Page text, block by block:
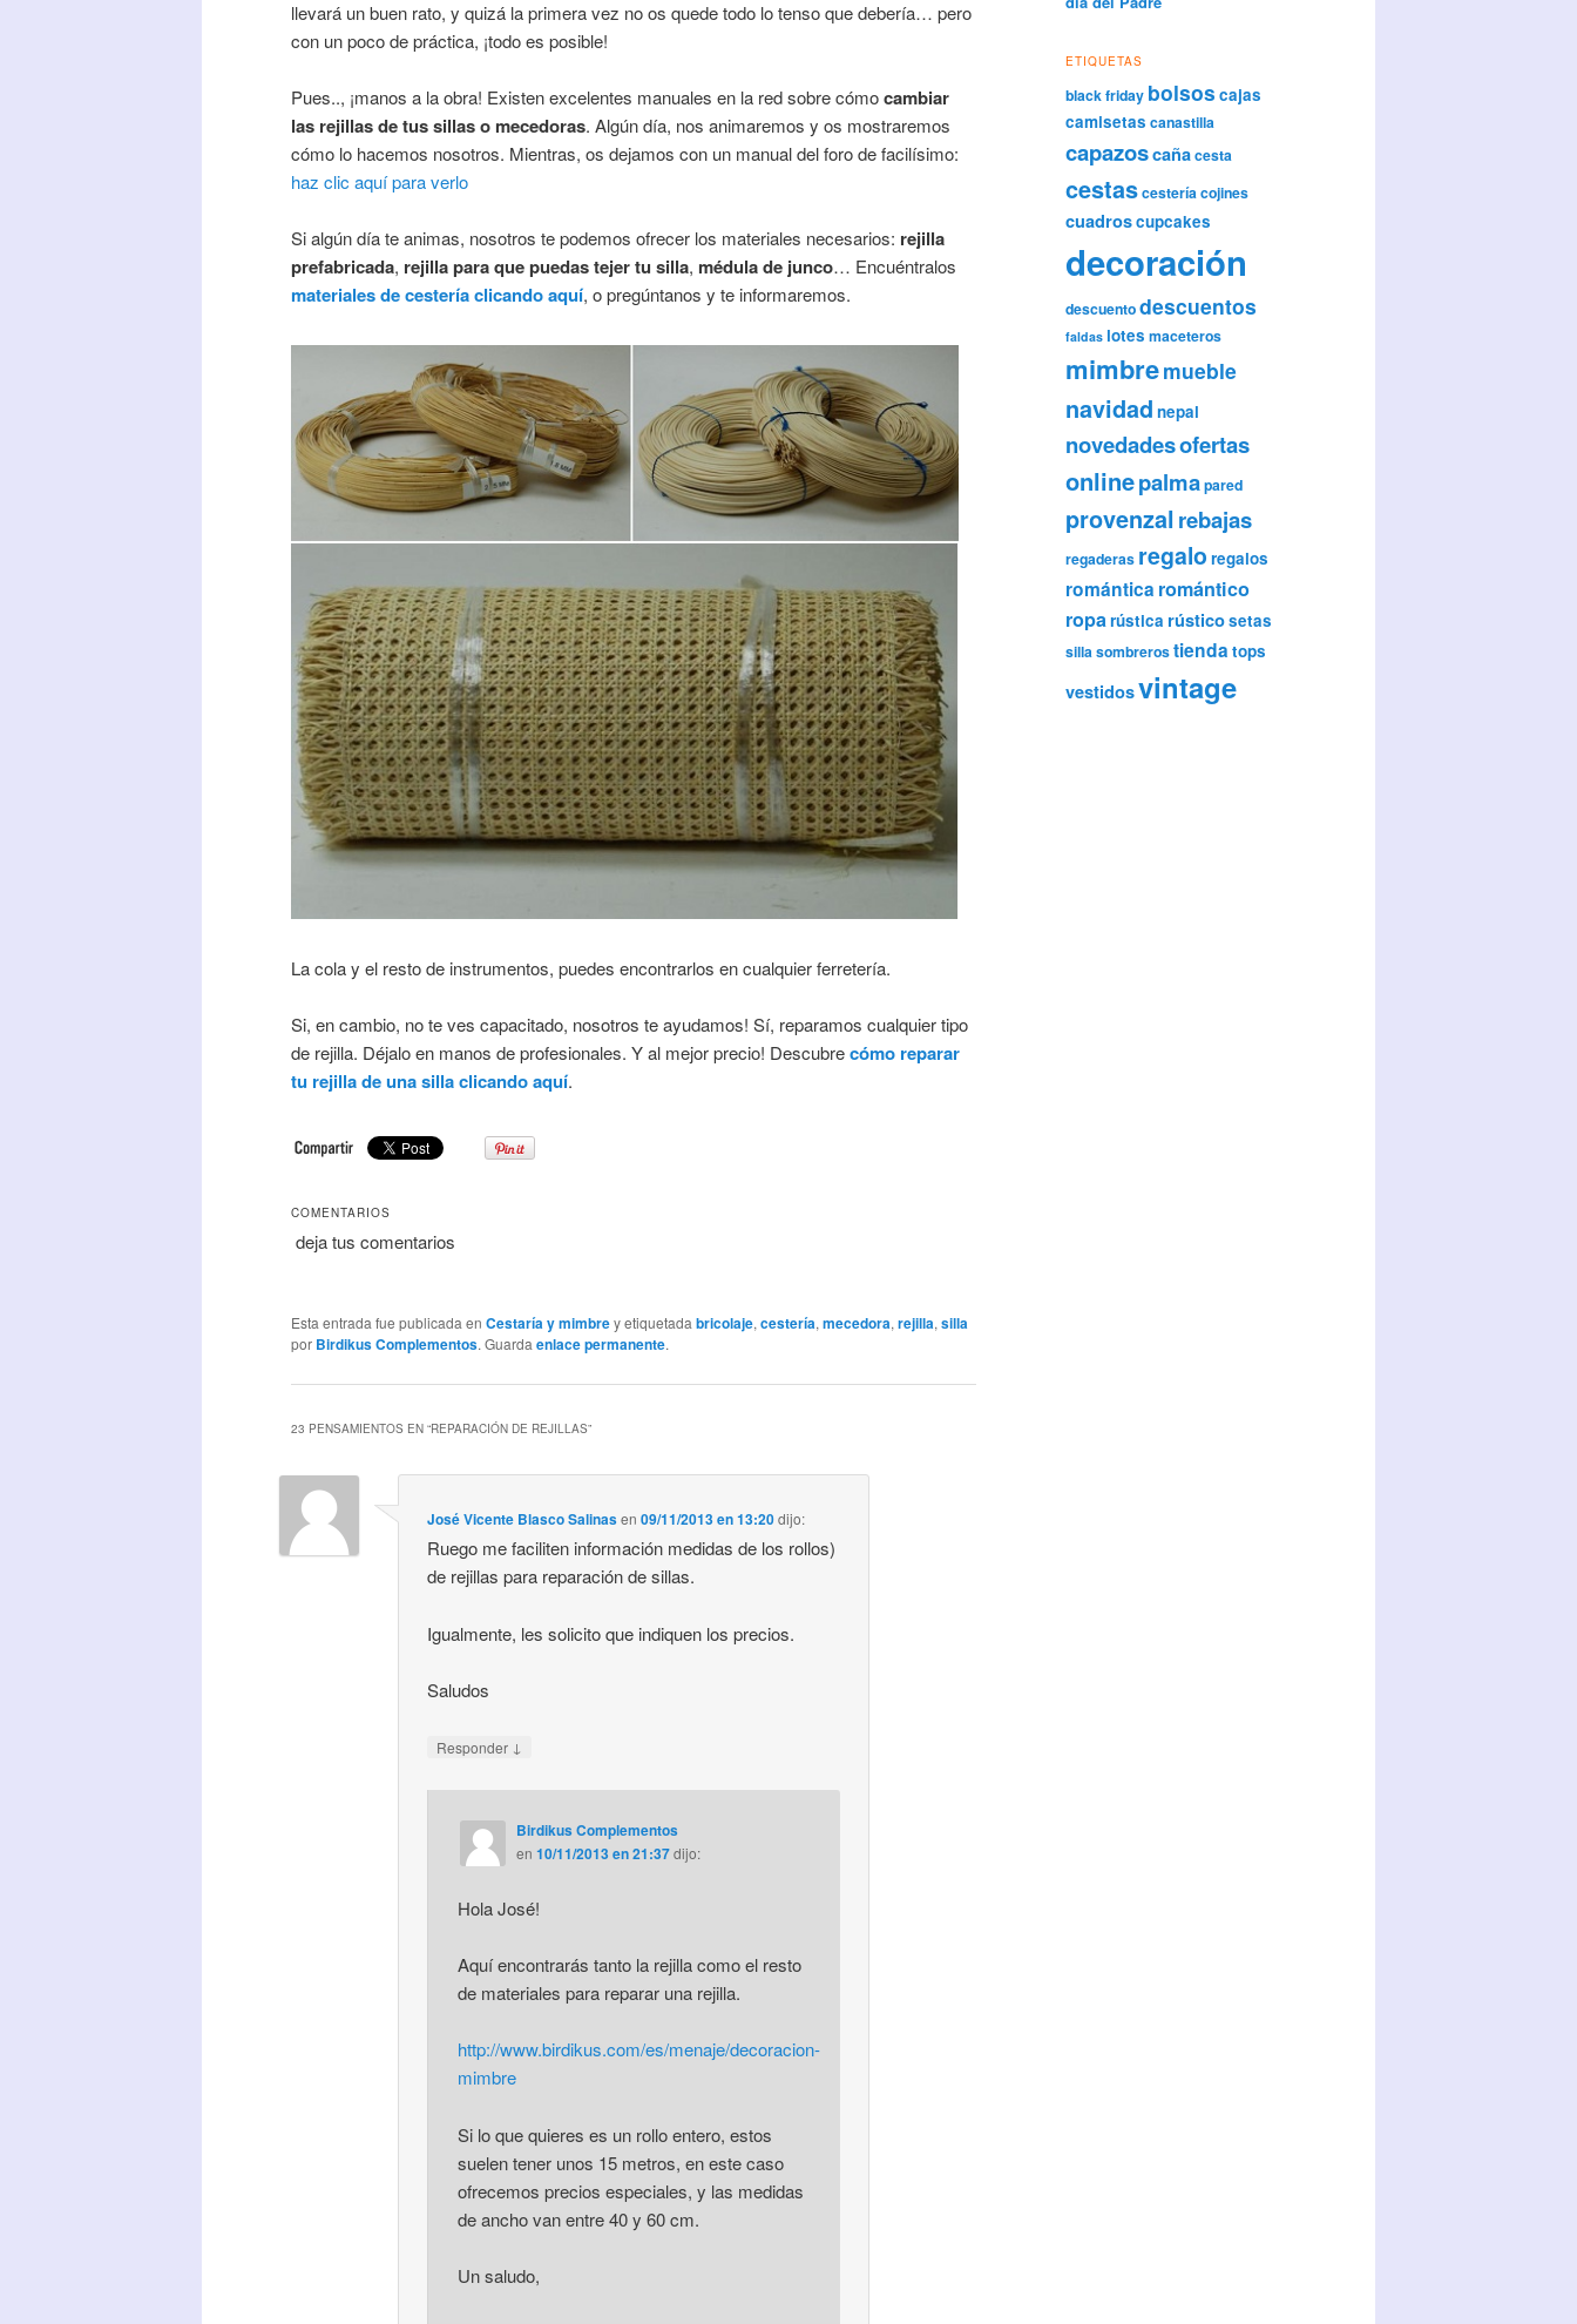
llevará un buen rato, y quizá la primera vez no os quede todo lo tenso que debería… pero
con un poco de práctica, ¡todo es posible!
Pues.., ¡manos a la obra! Existen excelentes manuales en la red sobre cómocambiar
las rejillas de tus sillas o mecedoras. Algún día, nos animaremos y os mostraremos
cómo lo hacemos nosotros. Mientras, os dejamos con un manual del foro de facilísimo:
haz clic aquí para verlo
Si algún día te animas, nosotros te podemos ofrecer los materiales necesarios: rejilla
prefabricada, rejilla para que puedas tejer tu silla, médula de junco… Encuéntralos
materiales de cestería clicando aquí, o pregúntanos y te informaremos.
La cola y el resto de instrumentos, puedes encontrarlos en cualquier ferretería.
Si, en cambio, no te ves capacitado, nosotros te ayudamos! Sí, reparamos cualquier tipo
de rejilla. Déjalo en manos de profesionales. Y al mejor precio! Descubrecómo reparar
tu rejilla de una silla clicando aquí.
COMENTARIOS
deja tus comentarios
Esta entrada fue publicada en Cestaría y mimbrey etiquetada bricolaje, cestería, mecedora, rejilla, silla
por Birdikus Complementos. Guarda enlace permanente.
23 PENSAMIENTOS EN “REPARACIÓN DE REJILLAS”
José Vicente Blasco Salinasen09/11/2013 en 13:20dijo:
Ruego me faciliten información medidas de los rollos)
de rejillas para reparación de sillas.
Igualmente, les solicito que indiquen los precios.
Saludos
Responder ↓
Birdikus Complementos
en 10/11/2013 en 21:37 dijo:
Hola José!
Aquí encontrarás tanto la rejilla como el resto
de materiales para reparar una rejilla.
http://www.birdikus.com/es/menaje/decoracion-
mimbre
Si lo que quieres es un rollo entero, estos
suelen tener unos 15 metros, en este caso
ofrecemos precios especiales, y las medidas
de ancho van entre 40 y 60 cm.
Un saludo,
ETIQUETAS
black friday bolsos cajas
camisetas canastilla
capazoscañacesta
cestascesteríacojines
cuadroscupcakes
decoración
descuentodescuentos
faldas lotes maceteros
mimbremueble
navidad nepal
novedadesofertas
onlinepalmapared
provenzalrebajas
regaderas regalo regalos
romántica romántico
roparústica rústicosetas
sillasombrerostienda tops
vestidosvintage